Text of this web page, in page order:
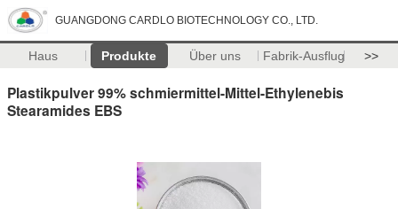
GUANGDONG CARDLO BIOTECHNOLOGY CO., LTD.
Haus Produkte Über uns Fabrik-Ausflug >>
Plastikpulver 99% schmiermittel-Mittel-Ethylenebis
Stearamides EBS